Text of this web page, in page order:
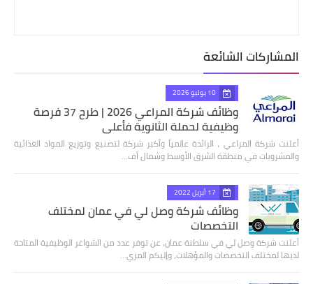
المشاركات الشائعة
10 يوليو 2026
وظائف شركة المراعي 2026 | طرح 37 فرصة
وظيفية لحملة الثانوية فأعلى
أعلنت شركة المراعي ، الرائدة عالمياً وأكبر شركة لتصنيع وتوزيع المواد الغذائية
والمشروبات في منطقة الشرق الأوسط وشمال أف…
17 أبريل 2022
وظائف شركة وصل لي في عمان لمختلف
التخصصات
أعلنت شركة وصل لي في سلطنة عمان، عن توفر عدد من الشواغر الوظيفية المتاحة
لديها لمختلف التخصصات والمؤهلات، وإليكم المزي…